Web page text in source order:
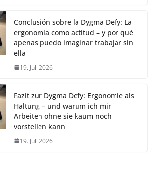
Conclusión sobre la Dygma Defy: La
ergonomía como actitud – y por qué
apenas puedo imaginar trabajar sin
ella
19. Juli 2026
Fazit zur Dygma Defy: Ergonomie als
Haltung – und warum ich mir
Arbeiten ohne sie kaum noch
vorstellen kann
19. Juli 2026